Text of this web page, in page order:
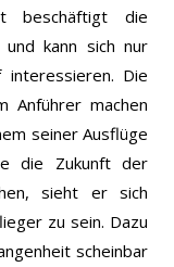
beschäftigt die
kann sich nur
Die
Anführer machen
seiner Ausflüge
die Zukunft der
sieht er sich
zu sein. Dazu
scheinbar